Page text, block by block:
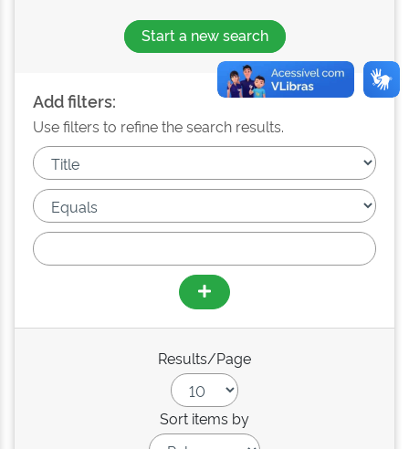
Start a new search
Add filters:
Use filters to refine the search results.
Results/Page
Sort items by